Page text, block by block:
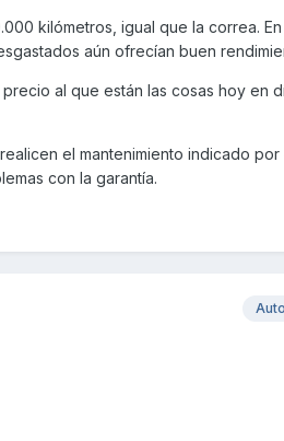
kilómetros, igual que la correa.
aún ofrecían buen
al que están las cosas hoy en
el mantenimiento indicado por
con la garantía.